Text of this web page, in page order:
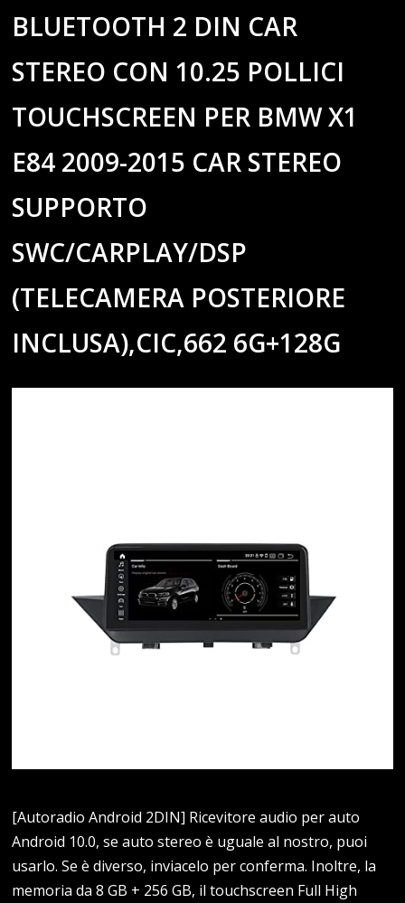
BLUETOOTH 2 DIN CAR
STEREO CON 10.25 POLLICI
TOUCHSCREEN PER BMW X1
E84 2009-2015 CAR STEREO
SUPPORTO
SWC/CARPLAY/DSP
(TELECAMERA POSTERIORE
INCLUSA),CIC,662 6G+128G
[Autoradio Android 2DIN] Ricevitore audio per auto
Android 10.0, se auto stereo è uguale al nostro, puoi
usarlo. Se è diverso, inviacelo per conferma. Inoltre, la
memoria da 8 GB + 256 GB, il touchscreen Full High